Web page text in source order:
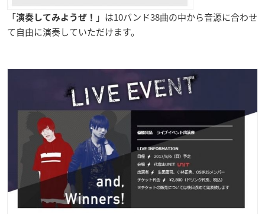
「演奏してみようぜ！
」は10バンド38曲の中から音源に合わせ
て自由に演奏していただけます。